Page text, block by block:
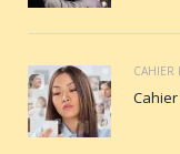
CAHIER